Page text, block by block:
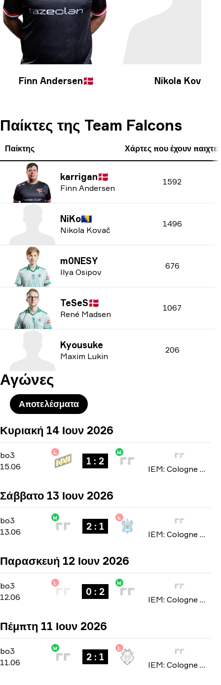
Finn Andersen🇩🇰 Nikola Kovač
Παίκτες της Team Falcons
Παίκτης Χάρτες που έχουν παιχτεί
karrigan🇩🇰
Finn Andersen
1592
NiKo🇧🇦
Nikola Kovač
1496
m0NESY
Ilya Osipov
676
TeSeS🇩🇰
René Madsen
1067
Kyousuke
Maxim Lukin
206
Αγώνες
Αποτελέσματα
Κυριακή 14 Ιουν 2026
bo3
bo3
15.06
L
1 : 2
W
IEM: Cologne Major 2026
Σάββατο 13 Ιουν 2026
bo3
bo3
13.06
W
2 : 1
L
IEM: Cologne Major 2026
Παρασκευή 12 Ιουν 2026
bo3
bo3
12.06
L
0 : 2
W
IEM: Cologne Major 2026
Πέμπτη 11 Ιουν 2026
bo3
bo3
11.06
W
2 : 1
L
IEM: Cologne Major 2026